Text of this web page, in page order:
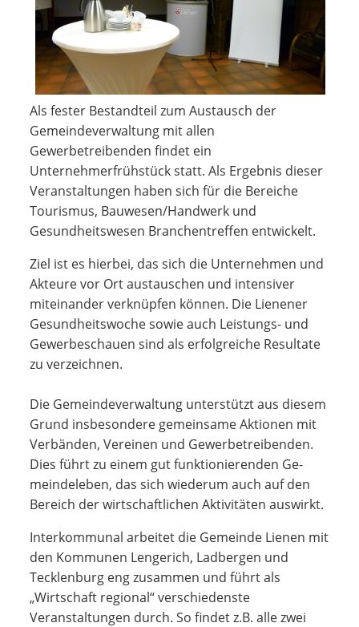
Als fester Bestandteil zum Austausch der
Gemeindeverwaltung mit allen
Gewerbetreibenden findet ein
Unternehmerfrühstück statt. Als Ergebnis dieser
Veranstaltungen haben sich für die Bereiche
Tourismus, Bauwesen/Handwerk und
Gesundheitswesen Branchentreffen entwickelt.
Ziel ist es hierbei, das sich die Unternehmen und
Akteure vor Ort austauschen und intensiver
miteinander verknüpfen können. Die Lienener
Gesundheitswoche sowie auch Leistungs- und
Gewerbeschauen sind als erfolgreiche Resultate
zu verzeichnen.
Die Gemeindeverwaltung unterstützt aus die­sem
Grund insbeson­dere ge­meinsame Aktio­nen mit
Verbänden, Ver­einen und Gewerbe­treiben­den.
Dies führt zu einem gut funktionierenden Ge­
mein­deleben, das sich wiederum auch auf den
Bereich der wirtschaftlichen Aktivitäten auswirkt.
Interkommunal arbeitet die Gemeinde Lienen mit
den Kommunen Lengerich, Ladbergen und
Tecklenburg eng zusammen und führt als
„Wirtschaft regional“ verschiedenste
Veranstaltungen durch. So findet z.B. alle zwei